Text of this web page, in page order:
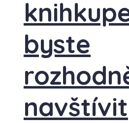
byste
navštívit